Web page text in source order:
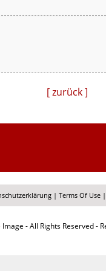
[ zurück ]
| Terms Of Use|
- All Rights Reserved -